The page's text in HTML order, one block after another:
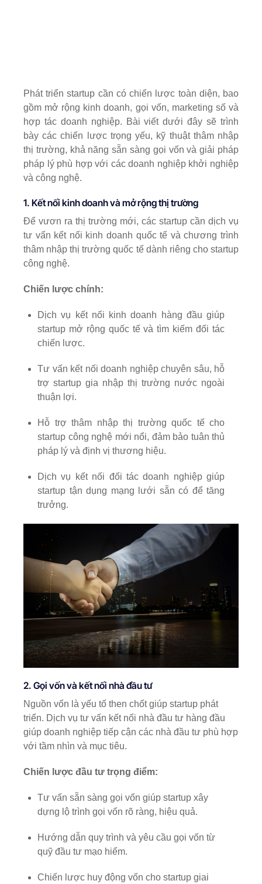
Phát triển startup cần có chiến lược toàn diện, bao
gồm mở rộng kinh doanh, gọi vốn, marketing số và
hợp tác doanh nghiệp. Bài viết dưới đây sẽ trình
bày các chiến lược trọng yếu, kỹ thuật thâm nhập
thị trường, khả năng sẵn sàng gọi vốn và giải pháp
pháp lý phù hợp với các doanh nghiệp khởi nghiệp
và công nghệ.
1. Kết nối kinh doanh và mở rộng thị trường
Để vươn ra thị trường mới, các startup cần dịch vụ
tư vấn kết nối kinh doanh quốc tế và chương trình
thâm nhập thị trường quốc tế dành riêng cho startup
công nghệ.
Chiến lược chính:
Dịch vụ kết nối kinh doanh hàng đầu giúp
startup mở rộng quốc tế và tìm kiếm đối tác
chiến lược.
Tư vấn kết nối doanh nghiệp chuyên sâu, hỗ
trợ startup gia nhập thị trường nước ngoài
thuận lợi.
Hỗ trợ thâm nhập thị trường quốc tế cho
startup công nghệ mới nổi, đảm bảo tuân thủ
pháp lý và định vị thương hiệu.
Dịch vụ kết nối đối tác doanh nghiệp giúp
startup tận dụng mạng lưới sẵn có để tăng
trưởng.
2. Gọi vốn và kết nối nhà đầu tư
Nguồn vốn là yếu tố then chốt giúp startup phát
triển. Dịch vụ tư vấn kết nối nhà đầu tư hàng đầu
giúp doanh nghiệp tiếp cận các nhà đầu tư phù hợp
với tầm nhìn và mục tiêu.
Chiến lược đầu tư trọng điểm:
Tư vấn sẵn sàng gọi vốn giúp startup xây
dựng lộ trình gọi vốn rõ ràng, hiệu quả.
Hướng dẫn quy trình và yêu cầu gọi vốn từ
quỹ đầu tư mạo hiểm.
Chiến lược huy động vốn cho startup giai